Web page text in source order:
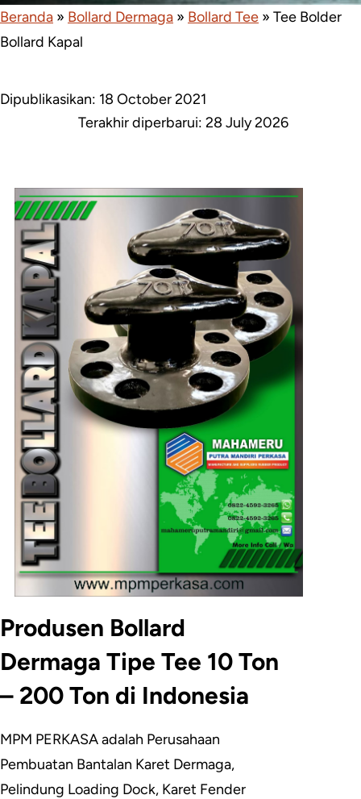
Beranda » Bollard Dermaga » Bollard Tee » Tee Bolder
Bollard Kapal
Dipublikasikan: 18 October 2021
Terakhir diperbarui:28 July 2026
Produsen Bollard
Dermaga Tipe Tee 10 Ton
– 200 Ton di Indonesia
MPM PERKASA adalah Perusahaan
Pembuatan Bantalan Karet Dermaga,
Pelindung Loading Dock, Karet Fender